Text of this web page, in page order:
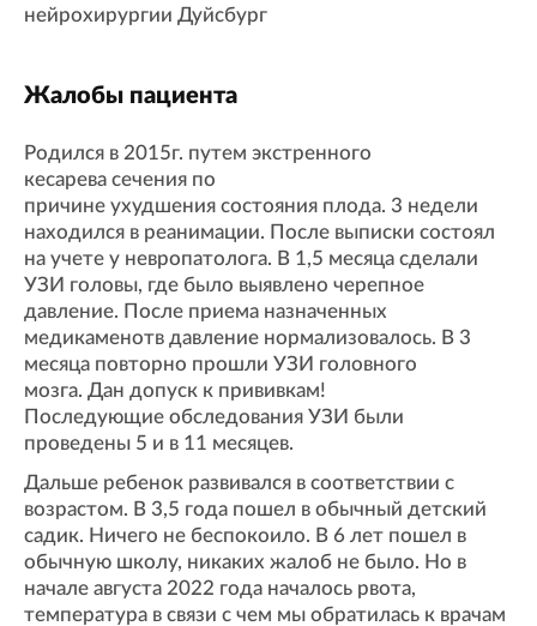
нейрохирургии Дуйсбург
Жалобы пациента
Родился в 2015г. путем экстренного
кесарева сечения по
причине ухудшения состояния плода. 3 недели
находился в реанимации. После выписки состоял
на учете у невропатолога. В 1,5 месяца сделали
УЗИ головы, где было выявлено черепное
давление. После приема назначенных
медикаменотв давление нормализовалось. В 3
месяца повторно прошли УЗИ головного
мозга. Дан допуск к прививкам!
Последующие обследования УЗИ были
проведены 5 и в 11 месяцев.
Дальше ребенок развивался в соответствии с
возрастом. В 3,5 года пошел в обычный детский
садик. Ничего не беспокоило. В 6 лет пошел в
обычную школу, никаких жалоб не было. Но в
начале августа 2022 года началось рвота,
температура в связи с чем мы обратилась к врачам